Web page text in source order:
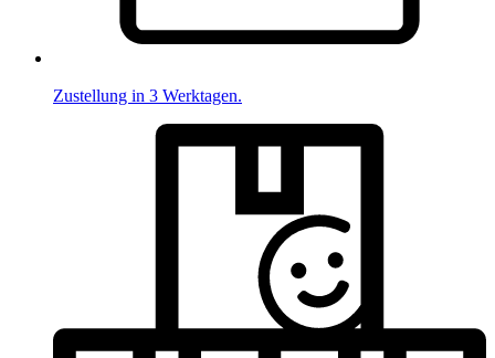
Zustellung in 3 Werktagen.